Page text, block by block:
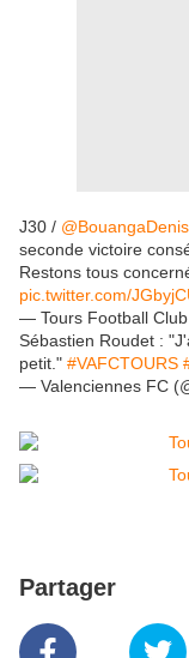
J30 / @BouangaDenis
seconde victoire
Restons tous
pic.twitter.com/
— Tours Football
Sébastien Roudet :
petit." #VAFCTOURS
— Valenciennes FC
Partager